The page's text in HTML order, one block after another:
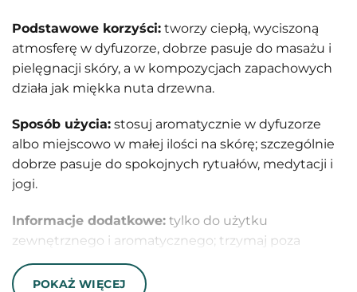
Podstawowe korzyści: tworzy ciepłą, wyciszoną
atmosferę w dyfuzorze, dobrze pasuje do masażu i
pielęgnacji skóry, a w kompozycjach zapachowych
działa jak miękka nuta drzewna.
Sposób użycia: stosuj aromatycznie w dyfuzorze
albo miejscowo w małej ilości na skórę; szczególnie
dobrze pasuje do spokojnych rytuałów, medytacji i
jogi.
Informacje dodatkowe: tylko do użytku
zewnętrznego i aromatycznego; trzymaj poza
zasięgiem dzieci, unikaj kontaktu z oczami i błonami
śluzowymi, skonsultuj użycie z lekarzem w ciąży lub
POKAŻ WIĘCEJ